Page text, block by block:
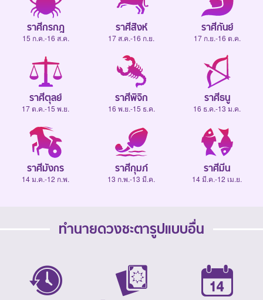
ราศีกรกฎ
15 ก.ค.-16 ส.ค.
ราศีสิงห์
17 ส.ค.-16 ก.ย.
ราศีกันย์
17 ก.ย.-16 ต.ค.
ราศีตุลย์
17 ต.ค.-15 พ.ย.
ราศีพิจิก
16 พ.ย.-15 ธ.ค.
ราศีธนู
16 ธ.ค.-13 ม.ค.
ราศีมังกร
14 ม.ค.-12 ก.พ.
ราศีกุมภ์
13 ก.พ.-13 มี.ค.
ราศีมีน
14 มี.ค.-12 เม.ย.
ทำนายดวงชะตารูปแบบอื่น